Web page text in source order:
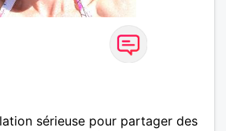
sérieuse pour partager des